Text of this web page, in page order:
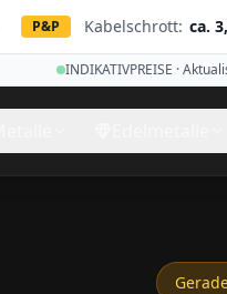
Kabelschrott: ca. 3,30 €/kg
INDIKATIVPREISE ·